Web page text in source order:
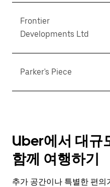
Frontier
Developments Ltd
Parker's Piece
Uber에서 대규
함께 여행하기
추가 공간이나 특별한 편